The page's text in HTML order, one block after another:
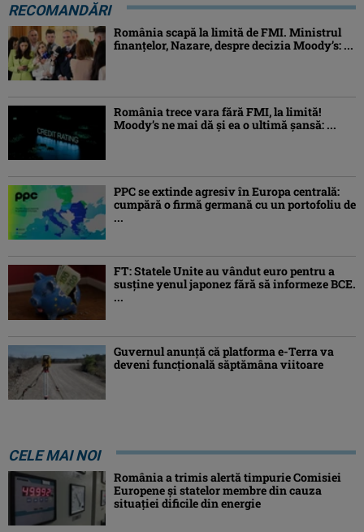
RECOMANDĂRI
România scapă la limită de FMI. Ministrul
finanțelor, Nazare, despre decizia Moody’s: ...
România trece vara fără FMI, la limită!
Moody’s ne mai dă și ea o ultimă șansă: ...
PPC se extinde agresiv în Europa centrală:
cumpără o firmă germană cu un portofoliu de
...
FT: Statele Unite au vândut euro pentru a
susține yenul japonez fără să informeze BCE.
...
Guvernul anunță că platforma e-Terra va
deveni funcţională săptămâna viitoare
CELE MAI NOI
România a trimis alertă timpurie Comisiei
Europene și statelor membre din cauza
situației dificile din energie